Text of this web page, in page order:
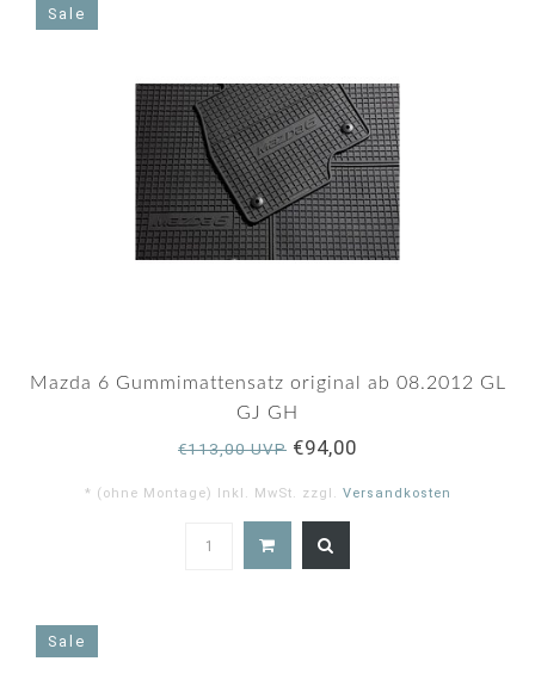
Sale
Mazda 6 Gummimattensatz original ab 08.2012 GL
GJ GH
€113,00 UVP €94,00
* (ohne Montage) Inkl. MwSt. zzgl. Versandkosten
Sale